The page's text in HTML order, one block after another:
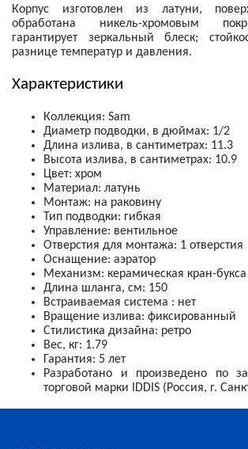
Корпус изготовлен из латуни,
обработана никель-хромовым
гарантирует зеркальный блеск;
разнице температур и давления.
Характеристики
Коллекция: Sam
Диаметр подводки, в дюймах: 1/2
Длина излива, в сантиметрах: 11.3
Высота излива, в сантиметрах: 10.9
Цвет: хром
Материал: латунь
Монтаж: на раковину
Тип подводки: гибкая
Управление: вентильное
Отверстия для монтажа: 1 отверстия
Оснащение: аэратор
Механизм: керамическая кран-букса
Длина шланга, см: 150
Встраиваемая система : нет
Вращение излива: фиксированный
Стилистика дизайна: ретро
Вес, кг: 1.79
Гарантия: 5 лет
Разработано и произведено по
торговой марки IDDIS (Россия, г.